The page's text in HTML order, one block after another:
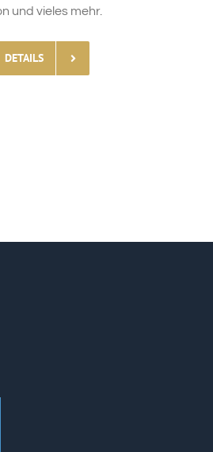
und vieles mehr.
DETAILS